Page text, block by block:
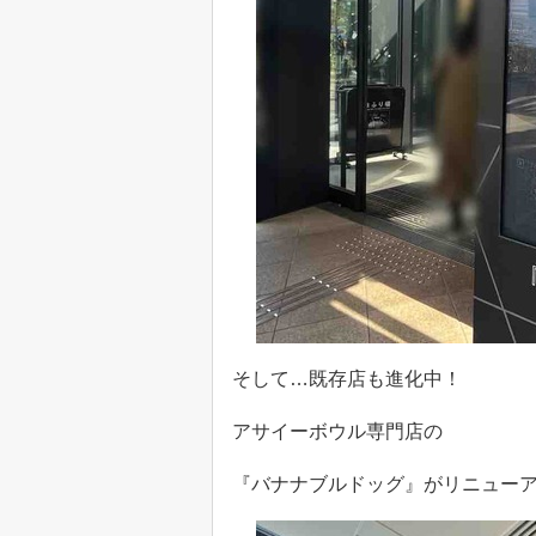
そして…既存店も進化中！
アサイーボウル専門店の
『バナナブルドッグ』がリニュー